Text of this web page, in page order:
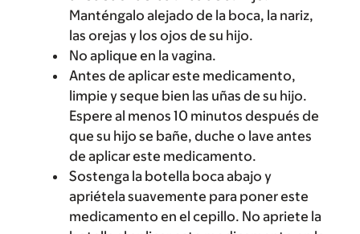
Manténgalo alejado de la boca, la nariz,
las orejas y los ojos de su hijo.
No aplique en la vagina.
Antes de aplicar este medicamento,
limpie y seque bien las uñas de su hijo.
Espere al menos 10 minutos después de
que su hijo se bañe, duche o lave antes
de aplicar este medicamento.
Sostenga la botella boca abajo y
apriétela suavemente para poner este
medicamento en el cepillo. No apriete la